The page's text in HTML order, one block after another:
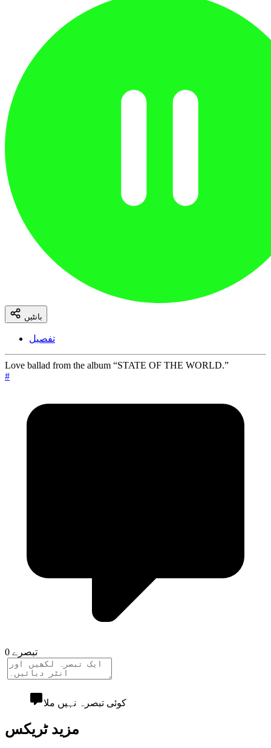
بانٹیں
تفصیل
Love ballad from the album “STATE OF THE WORLD.”
#
0 تبصرے
کوئی تبصرہ نہیں ملا
مزید ٹریکس